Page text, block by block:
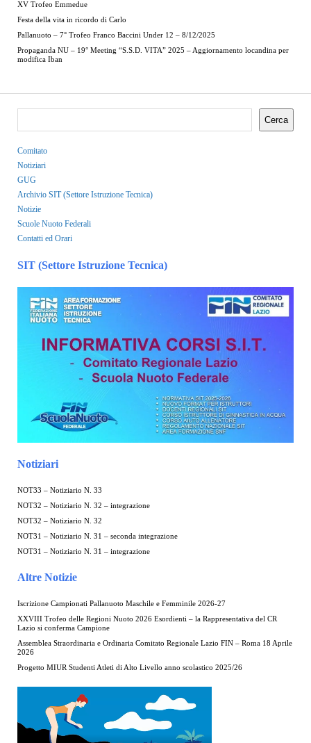
XV Trofeo Emmedue
Festa della vita in ricordo di Carlo
Pallanuoto – 7° Trofeo Franco Baccini Under 12 – 8/12/2025
Propaganda NU – 19° Meeting “S.S.D. VITA” 2025 – Aggiornamento locandina per
modifica Iban
Cerca
Comitato
Notiziari
GUG
Archivio SIT (Settore Istruzione Tecnica)
Notizie
Scuole Nuoto Federali
Contatti ed Orari
SIT (Settore Istruzione Tecnica)
Notiziari
NOT33 – Notiziario N. 33
NOT32 – Notiziario N. 32 – integrazione
NOT32 – Notiziario N. 32
NOT31 – Notiziario N. 31 – seconda integrazione
NOT31 – Notiziario N. 31 – integrazione
Altre Notizie
Iscrizione Campionati Pallanuoto Maschile e Femminile 2026-27
XXVIII Trofeo delle Regioni Nuoto 2026 Esordienti – la Rappresentativa del CR
Lazio si conferma Campione
Assemblea Straordinaria e Ordinaria Comitato Regionale Lazio FIN – Roma 18 Aprile
2026
Progetto MIUR Studenti Atleti di Alto Livello anno scolastico 2025/26